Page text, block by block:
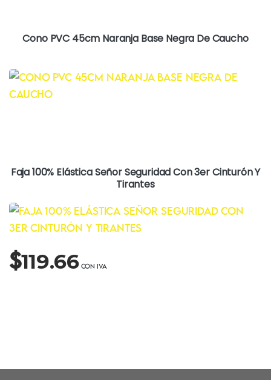
Cono PVC 45cm Naranja Base Negra De Caucho
Faja 100% Elástica Señor Seguridad Con 3er Cinturón Y
Tirantes
$119.66